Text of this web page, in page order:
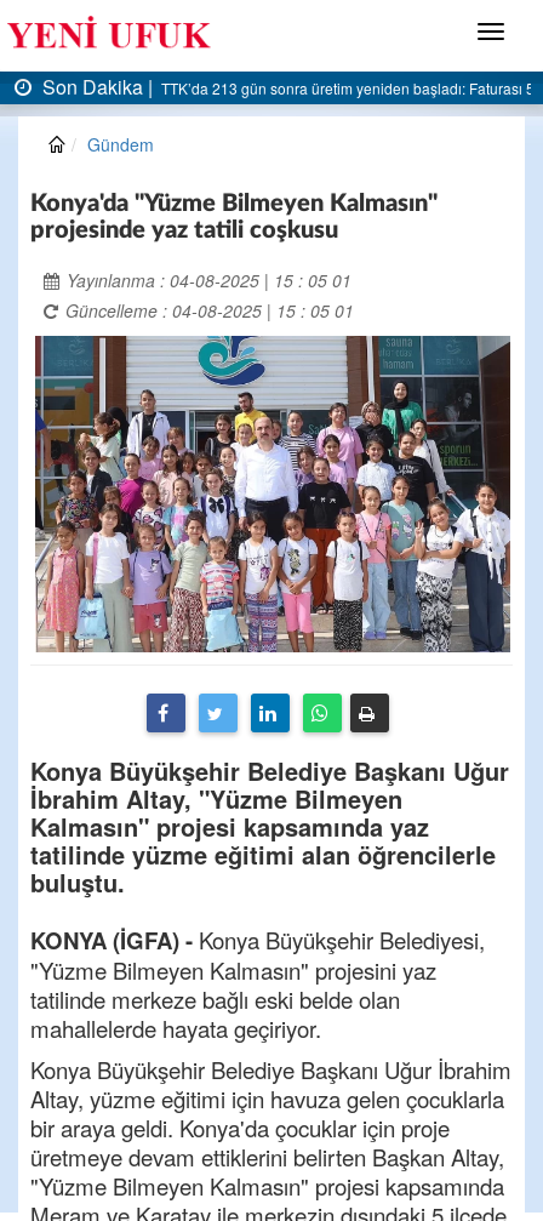
Menü
Son Dakika | AK Parti Ereğli İlçe Başkanlığı’ndan belediyeye sert
Gündem
Konya'da "Yüzme Bilmeyen Kalmasın"
projesinde yaz tatili coşkusu
Yayınlanma : 04-08-2025 | 15 : 05 01
Güncelleme : 04-08-2025 | 15 : 05 01
Konya Büyükşehir Belediye Başkanı Uğur
İbrahim Altay, "Yüzme Bilmeyen
Kalmasın" projesi kapsamında yaz
tatilinde yüzme eğitimi alan öğrencilerle
buluştu.
KONYA (İGFA) - Konya Büyükşehir Belediyesi,
"Yüzme Bilmeyen Kalmasın" projesini yaz
tatilinde merkeze bağlı eski belde olan
mahallelerde hayata geçiriyor.
Konya Büyükşehir Belediye Başkanı Uğur İbrahim
Altay, yüzme eğitimi için havuza gelen çocuklarla
bir araya geldi. Konya'da çocuklar için proje
üretmeye devam ettiklerini belirten Başkan Altay,
"Yüzme Bilmeyen Kalmasın" projesi kapsamında